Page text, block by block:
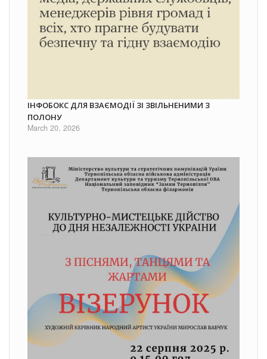
ІНФОБОКС ДЛЯ ВЗАЄМОДІЇ ЗІ ЗВІЛЬНЕНИМИ З
ПОЛОНУ
March 20, 2026